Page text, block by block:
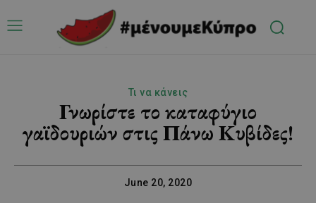
Τι να κάνεις
Γνωρίστε το καταφύγιο
γαϊδουριών στις Πάνω Κυβίδες!
June 20, 2020